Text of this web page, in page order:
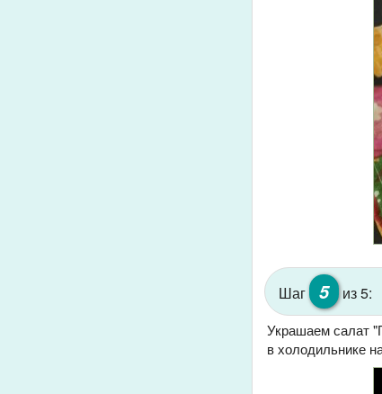
Шаг 5 из 5:
Украшаем салат
в холодильнике